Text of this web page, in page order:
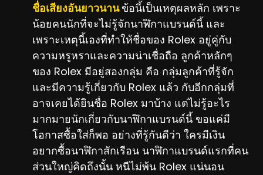
ชื่อเสียงอันยาวนานข้อนี้เป็นเหตุผลหลัก เพราะ
น้อยคนนักที่จะไม่รู้จักนาฬิกาแบรนด์นี้ และ
เพราะเหตุนี้เองที่ทำให้ชื่อของ Rolex อยู่คู่กับ
ความหรูหราและความน่าเชื่อถือ ลูกค้าหลักๆ
ของ Rolex มีอยู่สองกลุ่ม คือ กลุ่มลูกค้าที่รู้จัก
และมีความรู้เกี่ยวกับ Rolex แล้ว กับอีกกลุ่มที่
อาจเคยได้ยินชื่อ Rolex มาบ้าง แต่ไม่รู้อะไร
มากมายนักเกี่ยวกับนาฬิกาแบรนด์นี้ ขอแค่มี
โอกาสซื้อใส่ก็พอ อย่างที่รู้กันดีว่า ใครมีเงิน
อยากซื้อนาฬิกาสักเรือน นาฬิกาแบรนด์แรกที่คน
ส่วนใหญ่คิดถึงนั้น หนีไม่พ้น Rolex แน่นอน